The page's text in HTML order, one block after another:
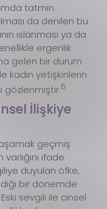
tatmin
da denilen bu
ıslanması ya da
ergenlik
gelen bir durum
kadın yetişkinlerin
gözlenmiştir.5
İlişkiye
geçmiş
ifade
duyulan öfke,
bir dönemde
sevgili ile cinsel